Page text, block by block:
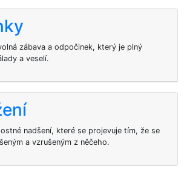
zábava a odpočinek, který je plný
a veselí.
nadšení, které se projevuje tím, že se
a vzrušeným z něčeho.